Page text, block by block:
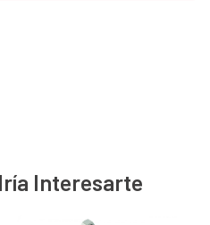
Interesarte